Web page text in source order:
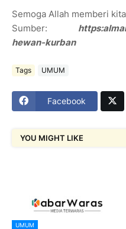
Semoga Allah memberi
Sumber:
hewan-kurban
Tags UMUM
Facebook
YOU MIGHT LIKE
UMUM